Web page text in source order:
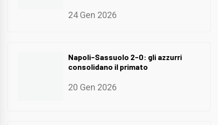
24 Gen 2026
Napoli-Sassuolo 2-0: gli azzurri
consolidano il primato
20 Gen 2026